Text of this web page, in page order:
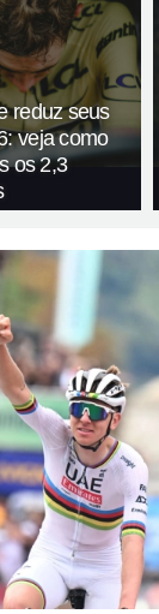
reduz seus
veja como
os 2,3